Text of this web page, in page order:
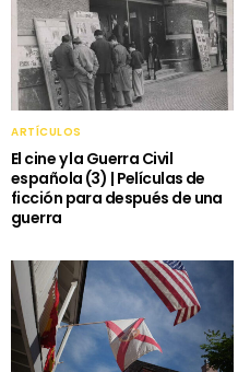
ARTÍCULOS
El cine y la Guerra Civil
española (3) | Películas de
ficción para después de una
guerra